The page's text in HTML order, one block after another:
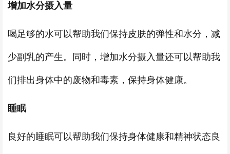
增加水分摄入量
喝足够的水可以帮助我们保持皮肤的弹性和水分，减
少副乳的产生。同时，增加水分摄入量还可以帮助我
们排出身体中的废物和毒素，保持身体健康。
睡眠
良好的睡眠可以帮助我们保持身体健康和精神状态良